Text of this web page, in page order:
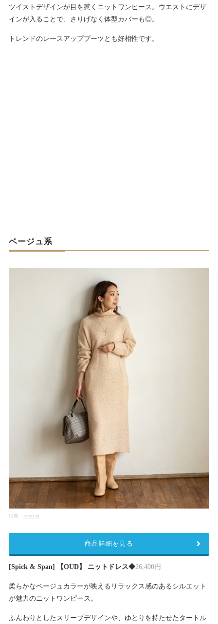
ツイストデザインが目を惹くニットワンピース。ウエストにデザ
インが入ることで、さりげなく体型カバーも◎。
トレンドのレースアップブーツとも好相性です。
ベージュ系
出典： zozo.jp
[Spick & Span] 【OUD】 ニットドレス◆26,400円
柔らかなベージュカラーが映えるリラックス感のあるシルエット
が魅力のニットワンピース。
ふんわりとしたスリーブデザインや、ゆとりを持たせたタートル
商品詳細を見る